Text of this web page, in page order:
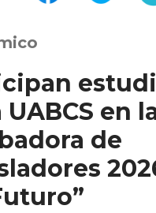
UABCS en
de